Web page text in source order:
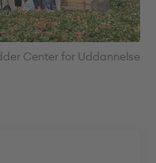
Center for Uddannelse